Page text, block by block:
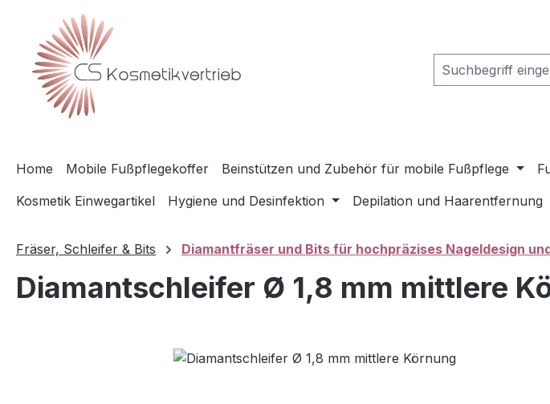
Hauptinhalt springen
Zur Suche springen
Zur Hauptnavigation springen
Home Mobile Fußpflegekoffer Beinstützen und Zubehör für mobile Fußpflege
Kosmetik Einwegartikel
Hygiene und Desinfektion Depilation und Haarentfernung
Fräser, Schleifer & Bits Diamantfräser und Bits für hochpräzises Nageldesign
Diamantschleifer Ø 1,8 mm mittlere
Bildergalerie überspringen